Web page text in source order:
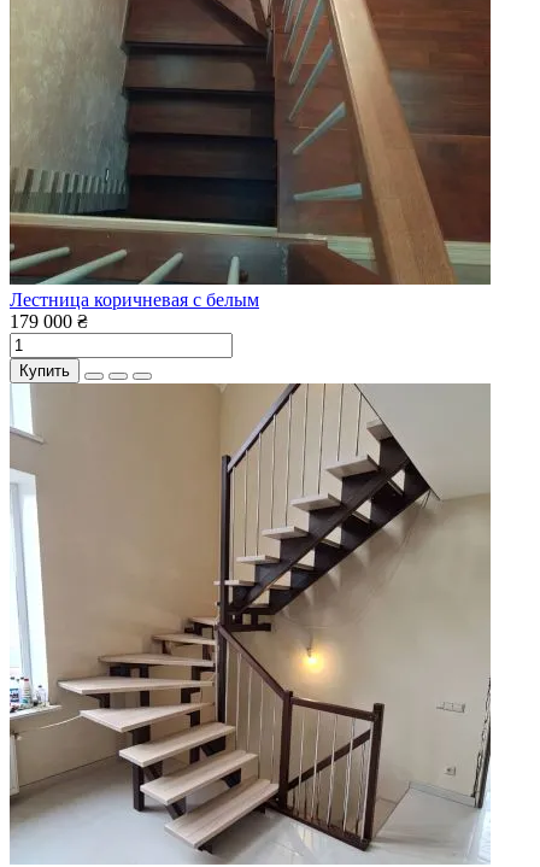
Лестница коричневая с белым
179 000 ₴
Купить